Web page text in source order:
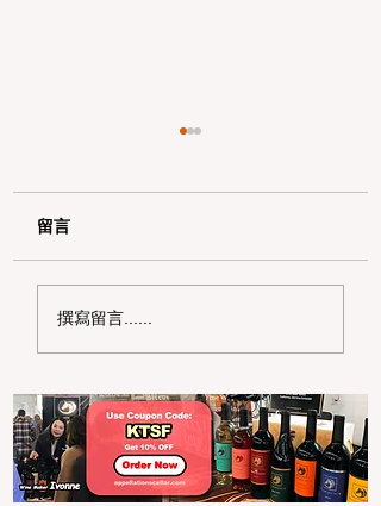
AI 时代的湾区硬核遛娃
留言
撰寫留言......